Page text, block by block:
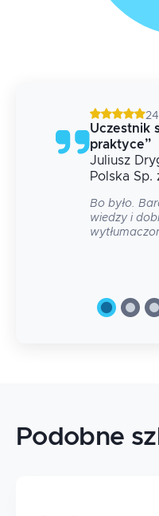
Uczestnik
praktyce”
Juliusz
Polska Sp.
Bo było.
wiedzy i
Podobne